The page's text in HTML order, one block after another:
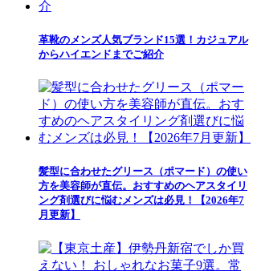
革靴のメンズ人気ブランド15選！カジュアル
からハイエンドまでご紹介
髪型に合わせたグリース（ポマード）の使い
方を美容師が直伝。おすすめのヘアスタイリ
ング剤選びに悩むメンズは必見！【2026年7
月更新】